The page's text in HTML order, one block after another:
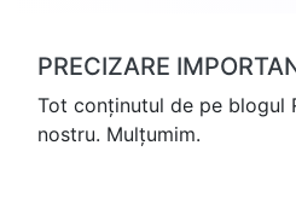
PRECIZARE
Tot conținutul de pe blogul
nostru. Mulțumim.